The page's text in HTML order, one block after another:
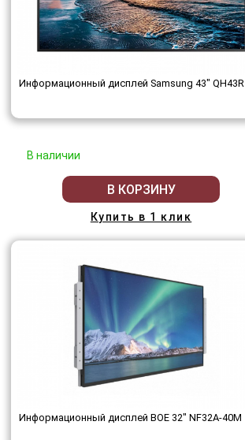
Информационный дисплей Samsung 43" QH43R
В наличии
В КОРЗИНУ
Купить в 1 клик
Информационный дисплей BOE 32" NF32A-40M